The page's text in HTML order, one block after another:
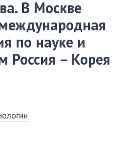
В Москве
по науке и
Россия – Корея